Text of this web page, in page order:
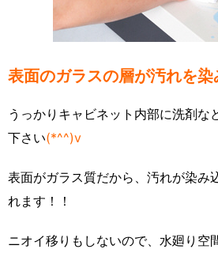
表面のガラスの層が汚れを染
うっかりキャビネット内部に洗剤な
下さい(*^^)v
表面がガラス質だから、汚れが染み
れます！！
ニオイ移りもしないので、水廻り空